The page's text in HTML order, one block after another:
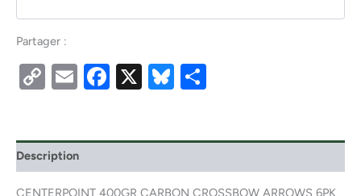
Partager :
CopyEmailFacebook
X Bluesky
Description
CENTERPOINT 400GR CARBON CROSSBOW ARROWS 6PK